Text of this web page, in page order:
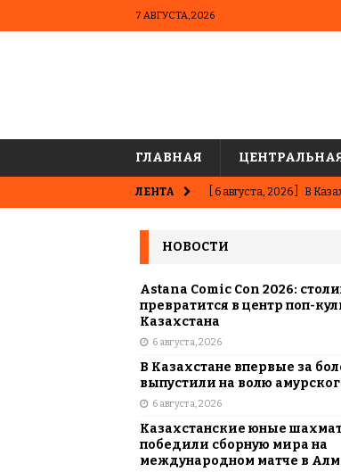
7 АВГУСТА, 2026
ГЛАВНАЯ
ЛЕНТА [ 6 августа, 2026 ] В
[ 5 августа, 2026 ]
матче в Алматы
[ 31 июля, 2026 ] Опаснее
подсластителях
[ 31 июля, 2026 ] Астана
АЗИЯ
[ 6 августа, 2026 ] Astana
КАЗАХСТАН
НОВОСТИ
Astana Comic Con 2026:
превратится в центр поп-
Казахстана
6 августа, 2026
В Казахстане впервые за
выпустили на волю
6 августа, 2026
Казахстанские юные
победили сборную мира на
международном матче в